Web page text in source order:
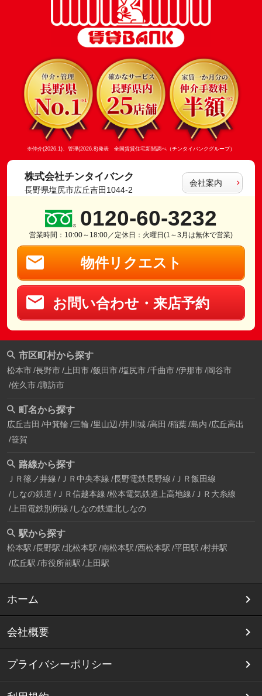
※仲介(2026.1)、管理(2026.8)発表 全国賃貸住宅新聞調べ（チンタイバンクグループ）
株式会社チンタイバンク
長野県塩尻市広丘吉田1044-2
会社案内
0120-60-3232
営業時間：10:00～18:00／定休日：火曜日(1～3月は無休で営業)
物件リクエスト
お問い合わせ・来店予約
市区町村から探す
松本市 長野市 上田市 飯田市 塩尻市 千曲市 伊那市 岡谷市
佐久市 諏訪市
町名から探す
広丘吉田 中箕輪 三輪 里山辺 井川城 高田 稲葉 島内 広丘高出
笹賀
路線から探す
ＪＲ篠ノ井線 ＪＲ中央本線 長野電鉄長野線 ＪＲ飯田線
しなの鉄道 ＪＲ信越本線 松本電気鉄道上高地線
ＪＲ大糸線
上田電鉄別所線 しなの鉄道北しなの
駅から探す
松本駅 長野駅 北松本駅 南松本駅 西松本駅 平田駅 村井駅
広丘駅 市役所前駅 上田駅
ホーム
会社概要
プライバシーポリシー